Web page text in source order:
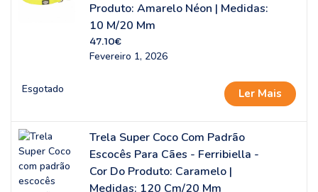
Produto: Amarelo Néon | Medidas:
10 M/20 Mm
47.10€
Fevereiro 1, 2026
Esgotado Ler Mais
Trela Super Coco Com Padrão
Escocês Para Cães - Ferribiella -
Cor Do Produto: Caramelo |
Medidas: 120 Cm/20 Mm